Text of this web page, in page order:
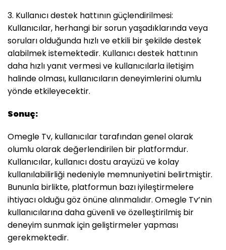
3. Kullanıcı destek hattının güçlendirilmesi:
Kullanıcılar, herhangi bir sorun yaşadıklarında veya
soruları olduğunda hızlı ve etkili bir şekilde destek
alabilmek istemektedir. Kullanıcı destek hattının
daha hızlı yanıt vermesi ve kullanıcılarla iletişim
halinde olması, kullanıcıların deneyimlerini olumlu
yönde etkileyecektir.
Sonuç:
Omegle Tv, kullanıcılar tarafından genel olarak
olumlu olarak değerlendirilen bir platformdur.
Kullanıcılar, kullanıcı dostu arayüzü ve kolay
kullanılabilirliği nedeniyle memnuniyetini belirtmiştir.
Bununla birlikte, platformun bazı iyileştirmelere
ihtiyacı olduğu göz önüne alınmalıdır. Omegle Tv’nin
kullanıcılarına daha güvenli ve özelleştirilmiş bir
deneyim sunmak için geliştirmeler yapması
gerekmektedir.